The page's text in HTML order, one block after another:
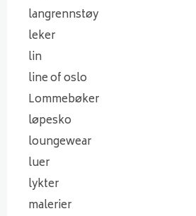
langrennstøy
leker
lin
line of oslo
Lommebøker
løpesko
loungewear
luer
lykter
malerier